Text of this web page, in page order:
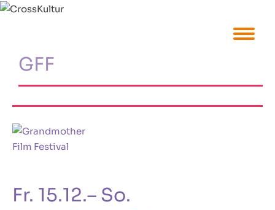
Zum
GFF
Fr. 15.12.– So.